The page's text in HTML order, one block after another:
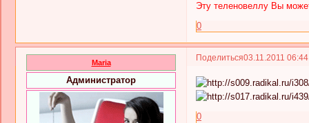
Эту теленовеллу Вы
0
Поделиться03.11.2011
Maria
Администратор
0